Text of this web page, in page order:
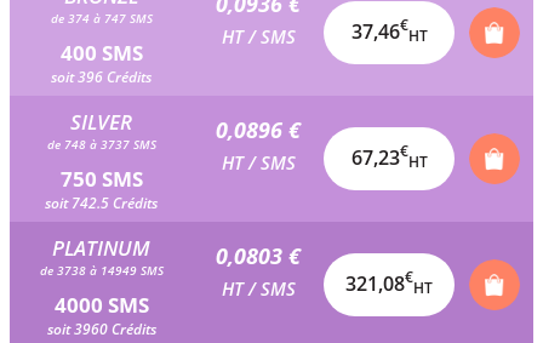
de 374 à 747 SMS
400 SMS
soit 396 Crédits
HT / SMS 37,46€
HT
SILVER
de 748 à 3737 SMS
750 SMS
soit 742.5 Crédits
0,0896 €
HT / SMS 67,23€
HT
PLATINUM
de 3738 à 14949 SMS
4000 SMS
soit 3960 Crédits
0,0803 €
HT / SMS 321,08€
HT